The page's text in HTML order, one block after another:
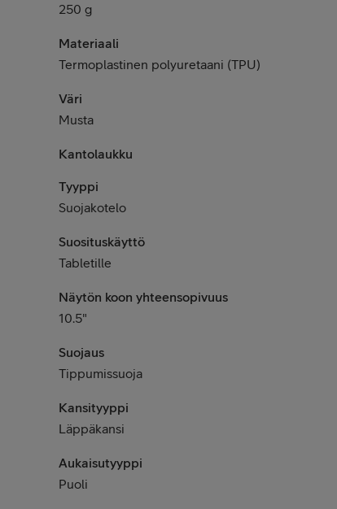
250 g
Materiaali
Termoplastinen polyuretaani (TPU)
Väri
Musta
Kantolaukku
Tyyppi
Suojakotelo
Suosituskäyttö
Tabletille
Näytön koon yhteensopivuus
10.5"
Suojaus
Tippumissuoja
Kansityyppi
Läppäkansi
Aukaisutyyppi
Puoli